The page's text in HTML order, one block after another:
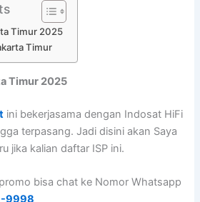
Timur 2025
Timur
Timur 2025
ini bekerjasama dengan Indosat HiFi
terpasang. Jadi disini akan Saya
jika kalian daftar ISP ini.
bisa chat ke Nomor Whatsapp
9998